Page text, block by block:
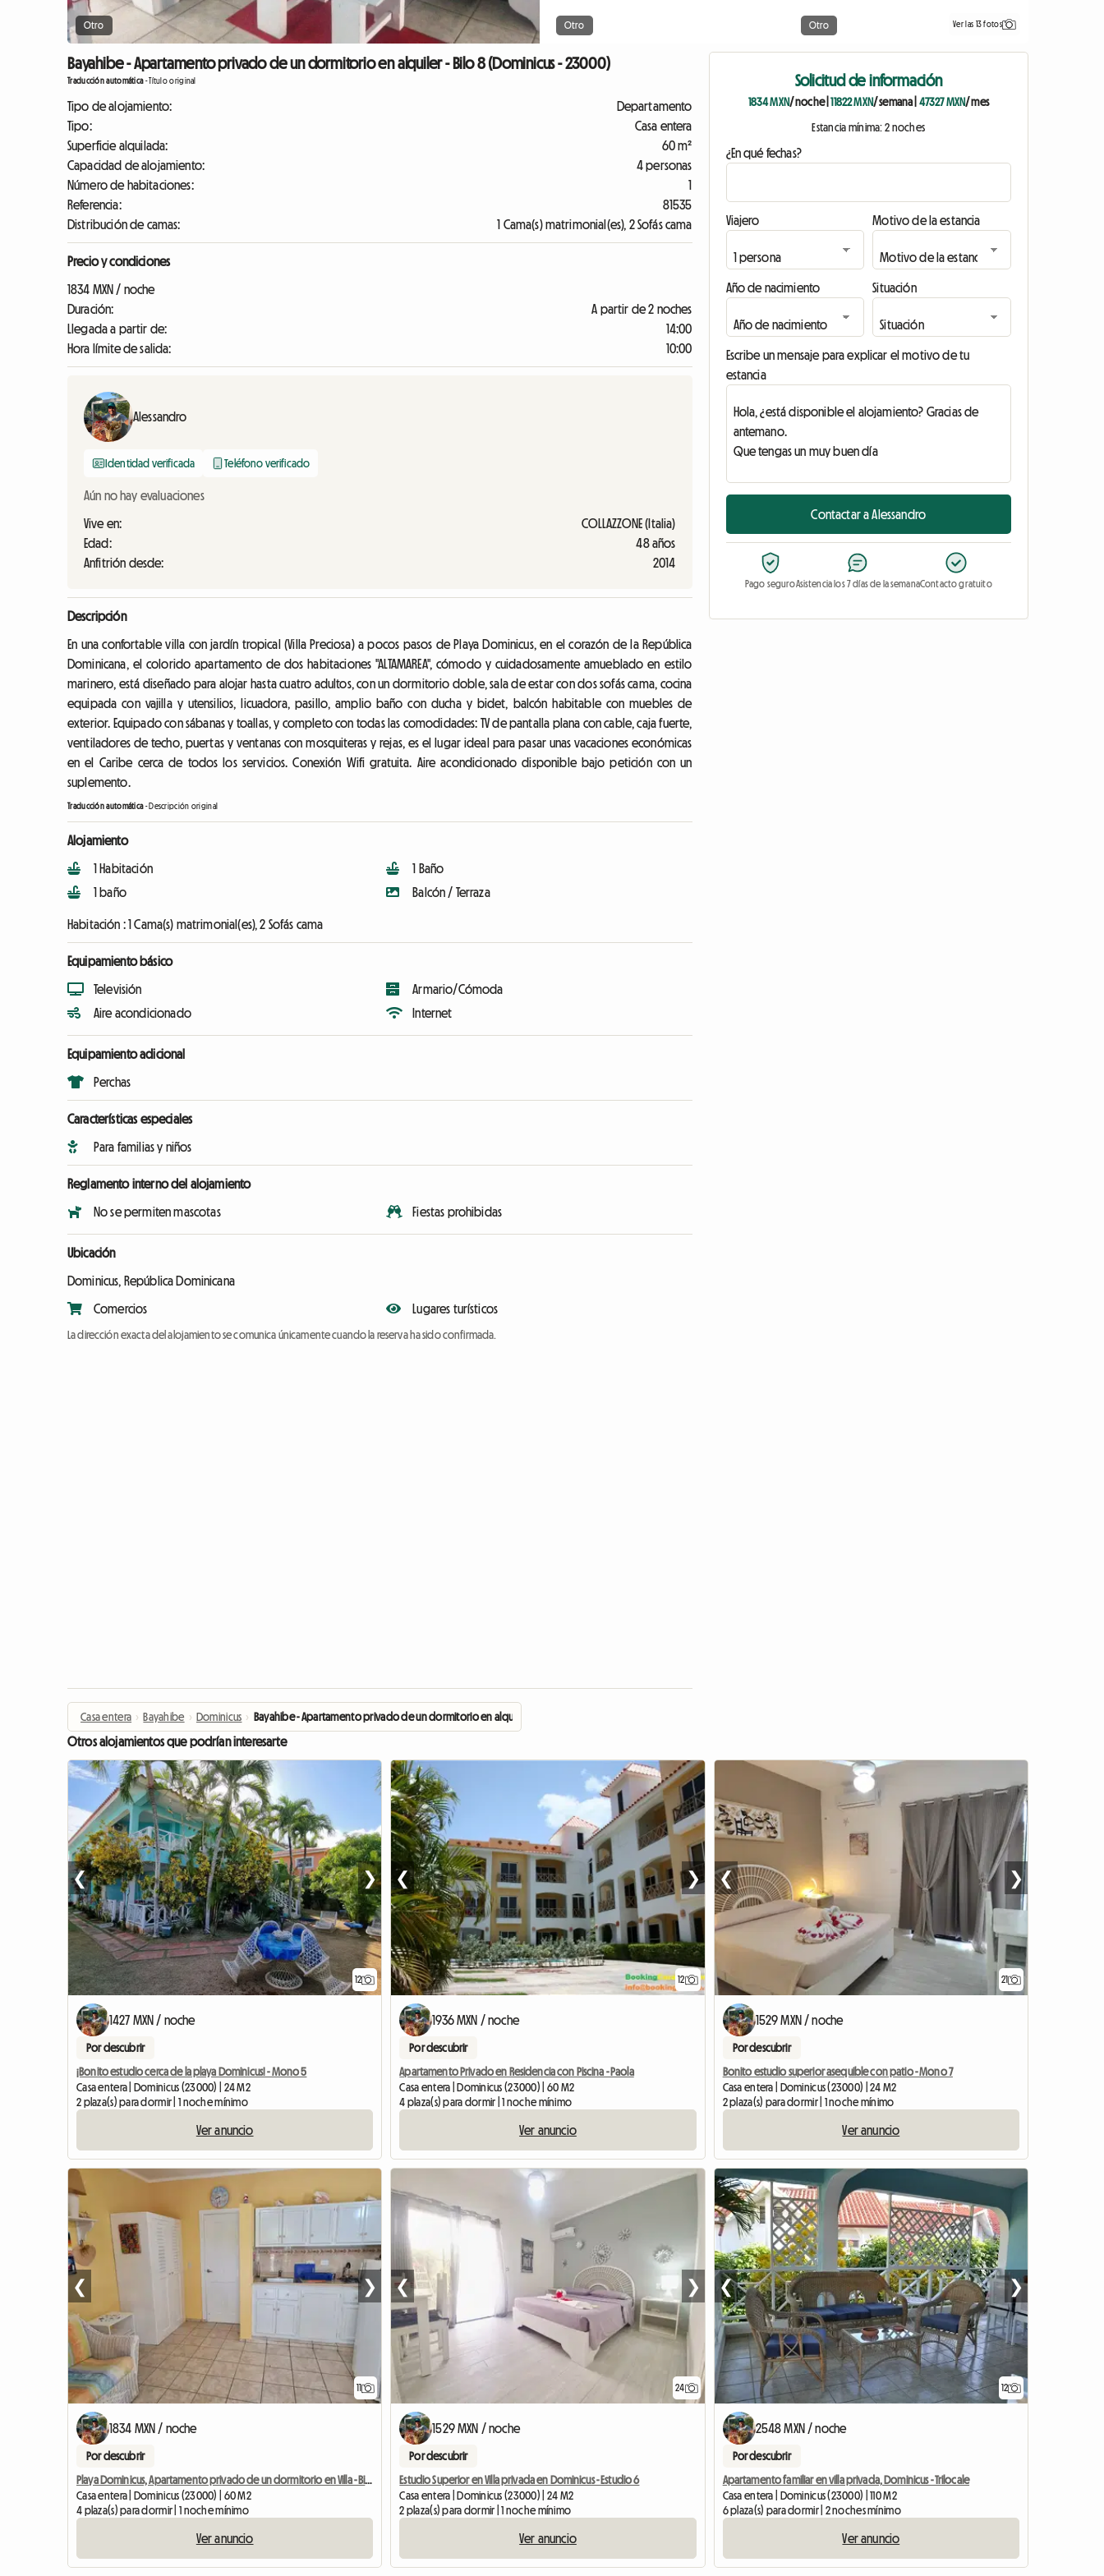
Otro Otro Otro Ver las 13 fotos
Bayahibe - Apartamento privado de un dormitorio en alquiler - Bilo 8 (Dominicus - 23000)
Traducción automática-Título original
Tipo de alojamiento:
Departamento
Tipo:
Casa entera
Superficie alquilada:
60 m²
Capacidad de alojamiento:
4 personas
Número de habitaciones:
1
Referencia:
81535
Distribución de camas:
1 Cama(s) matrimonial(es), 2 Sofás cama
Precio y condiciones
1834 MXN / noche
Duración:
A partir de 2 noches
Llegada a partir de:
14:00
Hora límite de salida:
10:00
Alessandro
Identidad verificada Teléfono verificado
Aún no hay evaluaciones
Vive en:
COLLAZZONE (Italia)
Edad:
48 años
Anfitrión desde:
2014
Descripción
En una confortable villa con jardín tropical (Villa Preciosa) a pocos pasos de Playa Dominicus, en el corazón de la República
Dominicana, el colorido apartamento de dos habitaciones "ALTAMAREA", cómodo y cuidadosamente amueblado en estilo
marinero, está diseñado para alojar hasta cuatro adultos, con un dormitorio doble, sala de estar con dos sofás cama, cocina
equipada con vajilla y utensilios, licuadora, pasillo, amplio baño con ducha y bidet, balcón habitable con muebles de
exterior. Equipado con sábanas y toallas, y completo con todas las comodidades: TV de pantalla plana con cable, caja fuerte,
ventiladores de techo, puertas y ventanas con mosquiteras y rejas, es el lugar ideal para pasar unas vacaciones económicas
en el Caribe cerca de todos los servicios. Conexión Wifi gratuita. Aire acondicionado disponible bajo petición con un
suplemento.
Traducción automática-Descripción original
Alojamiento
1 Habitación
1 baño
1 Baño
Balcón / Terraza
Habitación :1 Cama(s) matrimonial(es), 2 Sofás cama
Equipamiento básico
Televisión
Aire acondicionado
Armario/Cómoda
Internet
Equipamiento adicional
Perchas
Características especiales
Para familias y niños
Reglamento interno del alojamiento
No se permiten mascotas Fiestas prohibidas
Ubicación
Dominicus, República Dominicana
Comercios Lugares turísticos
La dirección exacta del alojamiento se comunica únicamente cuando la reserva ha sido confirmada.
Solicitud de información
1834 MXN/ noche|11822 MXN/ semana 47327 MXN/ mes
Estancia mínima: 2 noches
¿En qué fechas?
Viajero Motivo de la estancia
Año de nacimiento Situación
Escribe un mensaje para explicar el motivo de tu
estancia
Contactar a Alessandro
Pago seguroAsistencia los 7 días de la semanaContacto gratuito
Casa entera › Bayahibe › Dominicus › Bayahibe - Apartamento privado de un dormitorio en alquiler - Bilo 8
Otros alojamientos que podrían interesarte
12
❮ ❯
1427 MXN / noche
Por descubrir
¡Bonito estudio cerca de la playa Dominicus! - Mono 5
Casa entera | Dominicus (23000) | 24 M2
2 plaza(s) para dormir | 1 noche mínimo
Ver anuncio
12
❮ ❯
1936 MXN / noche
Por descubrir
Apartamento Privado en Residencia con Piscina - Paola
Casa entera | Dominicus (23000) | 60 M2
4 plaza(s) para dormir | 1 noche mínimo
Ver anuncio
21
❮ ❯
1529 MXN / noche
Por descubrir
Bonito estudio superior asequible con patio - Mono 7
Casa entera | Dominicus (23000) | 24 M2
2 plaza(s) para dormir | 1 noche mínimo
Ver anuncio
11
❮ ❯
1834 MXN / noche
Por descubrir
Playa Dominicus, Apartamento privado de un dormitorio en Villa - Bilo 2
Casa entera | Dominicus (23000) | 60 M2
4 plaza(s) para dormir | 1 noche mínimo
Ver anuncio
24
❮ ❯
1529 MXN / noche
Por descubrir
Estudio Superior en Villa privada en Dominicus - Estudio 6
Casa entera | Dominicus (23000) | 24 M2
2 plaza(s) para dormir | 1 noche mínimo
Ver anuncio
12
❮ ❯
2548 MXN / noche
Por descubrir
Apartamento familiar en villa privada, Dominicus - Trilocale
Casa entera | Dominicus (23000) | 110 M2
6 plaza(s) para dormir | 2 noches mínimo
Ver anuncio